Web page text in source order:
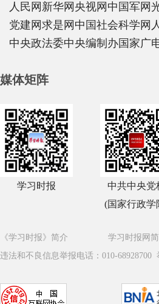
人民网 新华网 央视网 中国军网
党建网 求是网 中国社会科学网
中央政法委中央编制办国家广
媒体矩阵
学习时报
中共中央党
(国家行政学
《学习时报》简介 学习时报网
违法和不良信息举报电话：010-68928700